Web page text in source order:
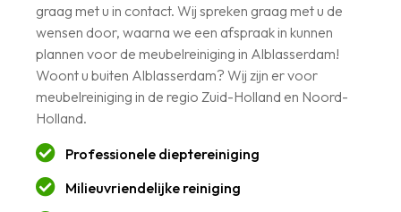
graag met u in contact. Wij spreken graag met u de
wensen door, waarna we een afspraak in kunnen
plannen voor de meubelreiniging in Alblasserdam!
Woont u buiten Alblasserdam? Wij zijn er voor
meubelreiniging in de regio Zuid-Holland en Noord-
Holland.
Professionele dieptereiniging
Milieuvriendelijke reiniging